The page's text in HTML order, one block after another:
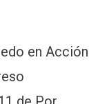
en Acción